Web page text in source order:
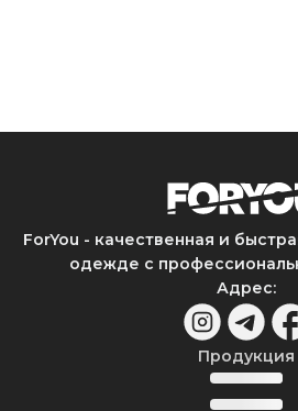
ForYou - качественная и
одежде с
Адрес:
Продукция